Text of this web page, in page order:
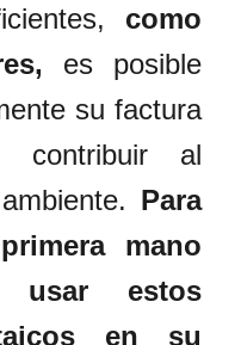
como
, es posible
su factura
contribuir al
Para
mano
estos
en su